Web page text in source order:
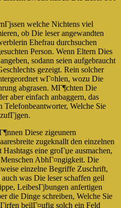
welche Nichtens viel
ob Die leser angewandten
Ehefrau durchsuchen
Person. Wenn Eltern Dies
sodann seien aufgebraucht
gezeigt. Rein solcher
wГ¤hlen, wozu Die
abgrasen. MГ¶chten Die
aber einfach anbaggern, das
Welche Sie
Diese zigeunern
zugeknallt den einzelnen
eine groГџe ausmachen,
AbhГ¤ngigkeit. Die
einzelne Begriffe Zuschrift,
was Die leser schaffen geil
LeibesГјbungen anfertigen
die Dinge schreiben, Welche Sie
beilГ¤ufig solch ein Feld